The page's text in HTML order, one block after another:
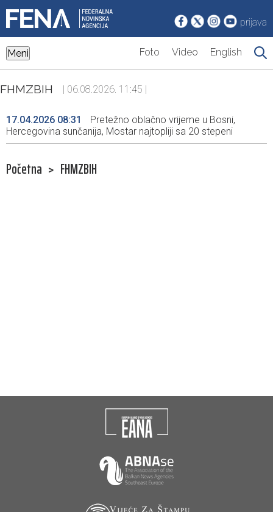
prijava
Meni Foto Video English
FHMZBIH | 06.08.2026. 11:45 |
17.04.2026 08:31
Pretežno oblačno vrijeme u Bosni,
Hercegovina sunčanija, Mostar najtopliji sa 20 stepeni
Početna > FHMZBIH